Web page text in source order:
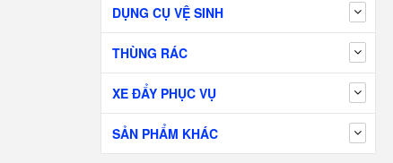
DỤNG CỤ VỆ SINH
THÙNG RÁC
XE ĐẨY PHỤC VỤ
SẢN PHẨM KHÁC